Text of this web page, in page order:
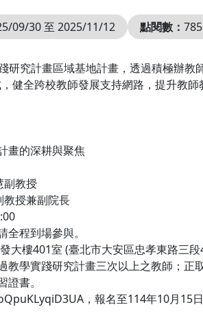
09/30 至 2025/11/12 點閱數： 785
研究計畫區域基地計畫，透過積極辦
健全跨校教師發展支持網路，提升教
畫的深耕與聚焦
教授
授兼副院長
程到場參與。
樓401室 (臺北市大安區忠孝東路三段
學實踐研究計畫三次以上之教師；正
書。
，報名至114年10月15日